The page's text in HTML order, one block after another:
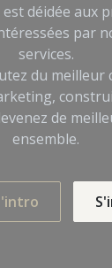
déidée aux
par
services.
du meilleur
de
ensemble.